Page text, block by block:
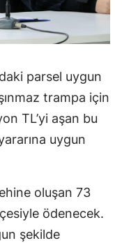
parsel uygun
trampa için
TL’yi aşan bu
uygun
oluşan 73
ödenecek.
şekilde